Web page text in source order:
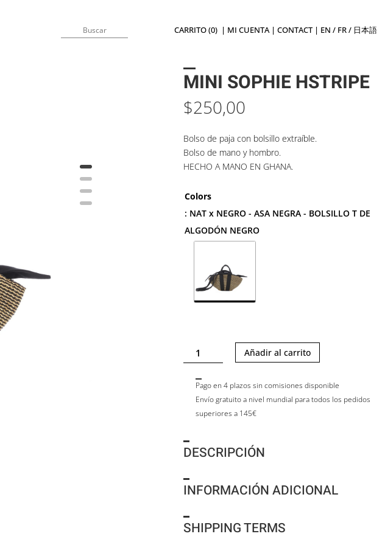
CARRITO (0) | MI CUENTA|CONTACT| EN / FR/ 日本語
MINI SOPHIE HSTRIPE
$250,00
Bolso de paja con bolsillo extraíble.
Bolso de mano y hombro.
HECHO A MANO EN GHANA.
Colors
: NAT x NEGRO - ASA NEGRA - BOLSILLO T DE
ALGODÓN NEGRO
MINI
SOPHIE
HSTRIPE
cantidad
Añadir al carrito
Pago en 4 plazos sin comisiones disponible
Envío gratuito a nivel mundial para todos los pedidos
superiores a 145€
DESCRIPCIÓN
INFORMACIÓN ADICIONAL
SHIPPING TERMS